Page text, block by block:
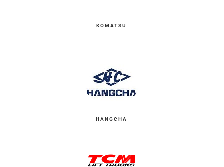
KOMATSU
HANGCHA